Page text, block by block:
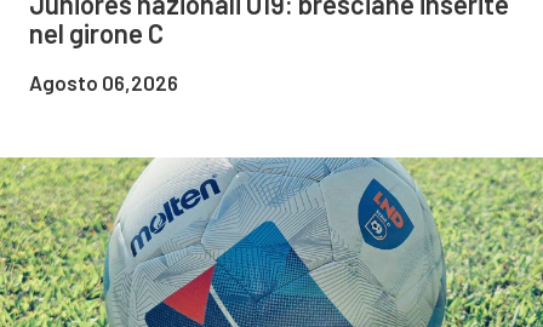
nel girone C
Agosto 06,2026